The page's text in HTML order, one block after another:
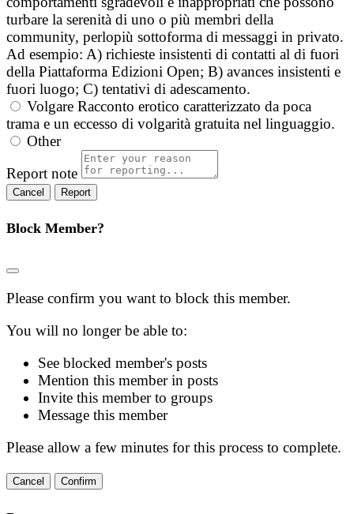
turbare la serenità di uno o più membri della
community, perlopiù sottoforma di messaggi in privato.
Ad esempio: A) richieste insistenti di contatti al di fuori
della Piattaforma Edizioni Open; B) avances insistenti e
fuori luogo; C) tentativi di adescamento.
Volgare Racconto erotico caratterizzato da poca
trama e un eccesso di volgarità gratuita nel linguaggio.
Other
Report note
Report
Block Member?
Please confirm you want to block this member.
You will no longer be able to:
See blocked member's posts
Mention this member in posts
Invite this member to groups
Message this member
Please allow a few minutes for this process to complete.
Confirm